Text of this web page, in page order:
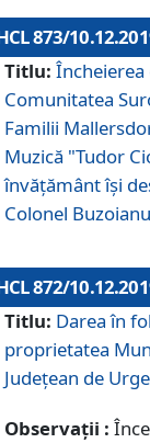
873/
Titlu:
Comunitatea
Familii
Muzică "Tudor
învățământ îşi
Colonel
872/
Titlu: Darea în
proprietatea
Judeţean de
Observații :